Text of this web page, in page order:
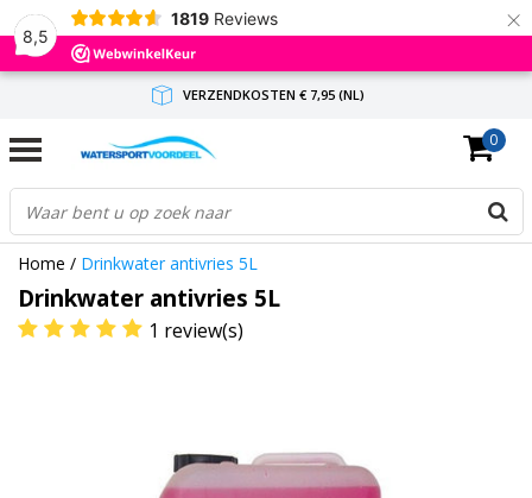
8,5
1819 Reviews ×
VERZENDKOSTEN € 7,95 (NL)
GRATIS VERZENDING(NL) VANAF € 65,-
BINNEN 1-3 WERKDAGEN ANTWOORD
0
Home / Drinkwater antivries 5L
Drinkwater antivries 5L
1 review(s)